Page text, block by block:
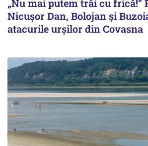
„Nu mai putem trăi cu frică!”
Nicușor Dan, Bolojan și
atacurile urșilor din Covasna